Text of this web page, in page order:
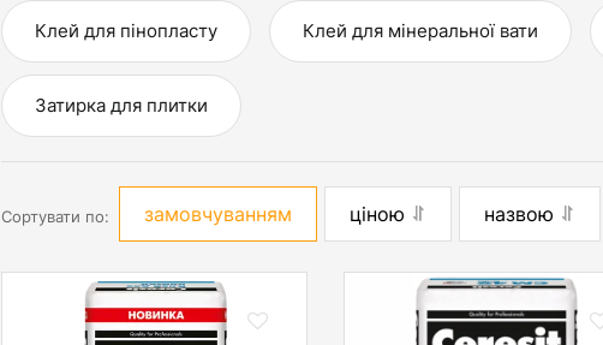
Клей для пінопласту Клей для мінеральної вати
Затирка для плитки
Сортувати по: замовчуванням ціною назвою